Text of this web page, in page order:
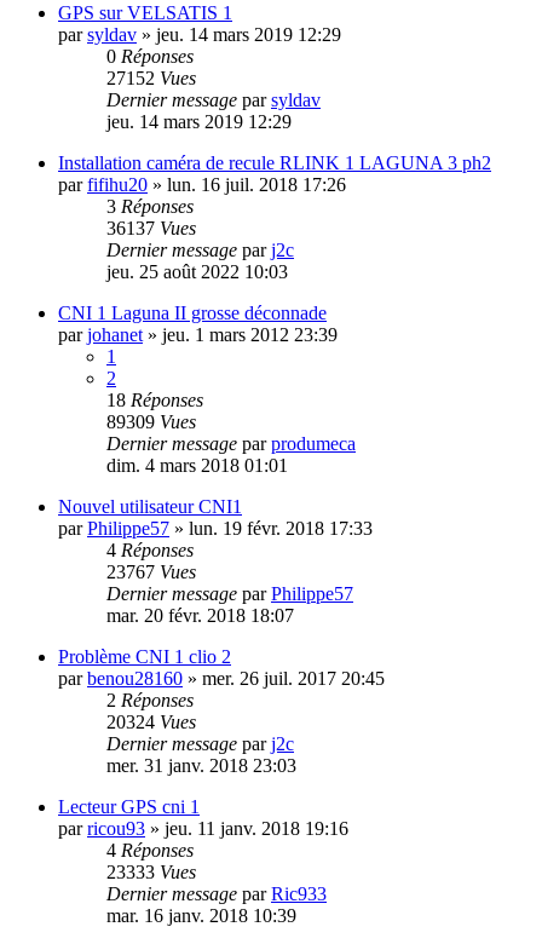
GPS sur VELSATIS 1
parsyldav » jeu. 14 mars 2019 12:29
0 Réponses
27152 Vues
Dernier message parsyldav
jeu. 14 mars 2019 12:29
Installation caméra de recule RLINK 1 LAGUNA 3 ph2
parfifihu20 » lun. 16 juil. 2018 17:26
3 Réponses
36137 Vues
Dernier message parj2c
jeu. 25 août 2022 10:03
CNI 1 Laguna II grosse déconnade
parjohanet » jeu. 1 mars 2012 23:39
1
2
18 Réponses
89309 Vues
Dernier message parprodumeca
dim. 4 mars 2018 01:01
Nouvel utilisateur CNI1
parPhilippe57 » lun. 19 févr. 2018 17:33
4 Réponses
23767 Vues
Dernier message parPhilippe57
mar. 20 févr. 2018 18:07
Problème CNI 1 clio 2
parbenou28160 » mer. 26 juil. 2017 20:45
2 Réponses
20324 Vues
Dernier message parj2c
mer. 31 janv. 2018 23:03
Lecteur GPS cni 1
parricou93 » jeu. 11 janv. 2018 19:16
4 Réponses
23333 Vues
Dernier message parRic933
mar. 16 janv. 2018 10:39